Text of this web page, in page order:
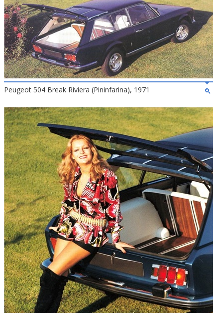
Peugeot 504 Break Riviera (Pininfarina), 1971